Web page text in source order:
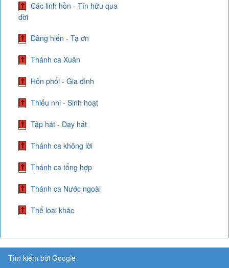
Các linh hồn - Tín hữu qua
đời
Dâng hiến - Tạ ơn
Thánh ca Xuân
Hôn phối - Gia đình
Thiếu nhi - Sinh hoạt
Tập hát - Dạy hát
Thánh ca không lời
Thánh ca tổng hợp
Thánh ca Nước ngoài
Thể loại khác
Tìm kiếm bởi Google